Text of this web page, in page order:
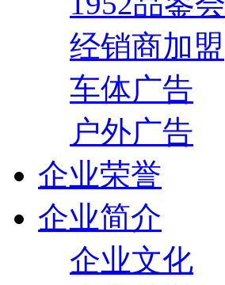
经销商加盟
车体广告
户外广告
企业荣誉
企业简介
企业文化